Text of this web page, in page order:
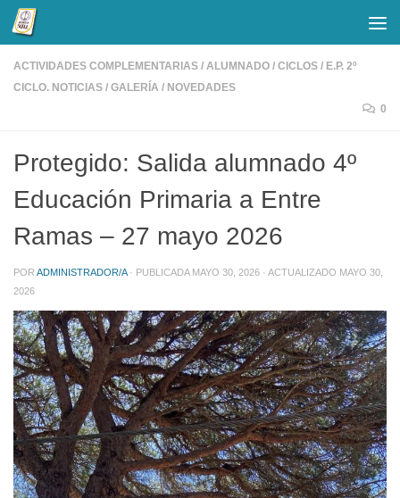
Saltar al contenido
ACTIVIDADES COMPLEMENTARIAS / ALUMNADO / CICLOS / E.P. 2º
CICLO. NOTICIAS / GALERÍA / NOVEDADES
0
Protegido: Salida alumnado 4º
Educación Primaria a Entre
Ramas – 27 mayo 2026
POR ADMINISTRADOR/A · PUBLICADA MAYO 30, 2026 · ACTUALIZADO MAYO 30,
2026